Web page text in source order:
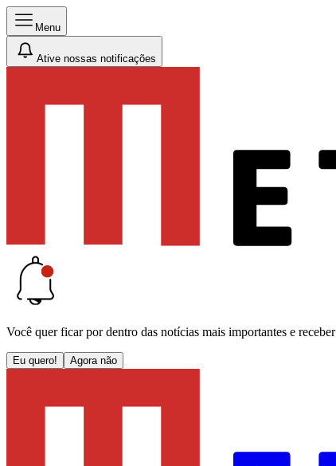
Menu
Ative nossas notificações
Você quer ficar por dentro das notícias mais importantes e receber
Eu quero! Agora não